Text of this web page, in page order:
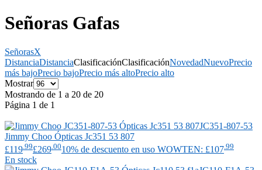
Señoras Gafas
SeñorasX
DistanciaDistanciaClasificaciónClasificaciónNovedadNuevoPrecio
más bajoPrecio bajoPrecio más altoPrecio alto
Mostrar
Mostrando de 1 a 20 de 20
Página 1 de 1
JC351-807-53
Jimmy Choo Ópticas Jc351 53 807
£119 .99£269 .0010% de descuento en uso WOWTEN: £107 .99
En stock